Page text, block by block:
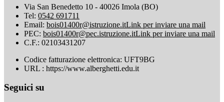
Via San Benedetto 10 - 40026 Imola (BO)
Tel: 0542 691711
Email: bois01400r@istruzione.itLink per inviare una mail
PEC: bois01400r@pec.istruzione.itLink per inviare una mail
C.F.: 02103431207
Codice fatturazione elettronica: UFT9BG
URL : https://www.alberghetti.edu.it
Seguici su